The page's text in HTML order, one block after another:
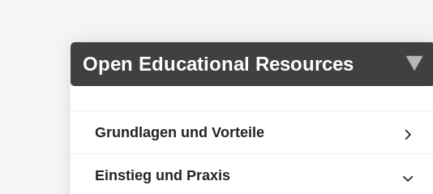
Grundlagen und Vorteile
Einstieg und Praxis